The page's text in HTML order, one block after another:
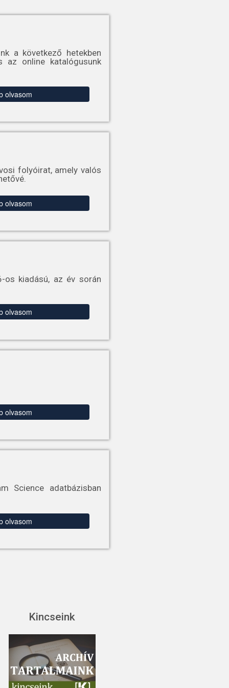
a következő hetekben
az online katalógusunk
olvasom
folyóirat, amely valós
olvasom
os kiadású, az év során
olvasom
olvasom
Science adatbázisban
olvasom
Kincseink